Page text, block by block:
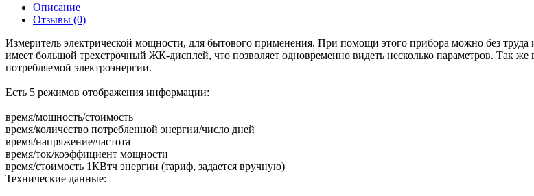
Описание
Отзывы (0)
Измеритель электрической мощности, для бытового применения. При помощи этого прибора можно без
имеет большой трехстрочный ЖК-дисплей, что позволяет одновременно видеть несколько параметров. Так
потребляемой электроэнергии.
Есть 5 режимов отображения информации:
время/мощность/стоимость
время/количество потребленной энергии/число дней
время/напряжение/частота
время/ток/коэффициент мощности
время/стоимость 1КВтч энергии (тариф, задается вручную)
Технические данные: